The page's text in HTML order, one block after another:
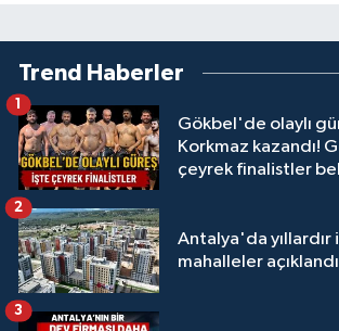
Trend Haberler
Gökbel'de olaylı
Korkmaz kazandı!
çeyrek finalistler
1
Antalya'da yıllardır
mahalleler açıklandı
2
3